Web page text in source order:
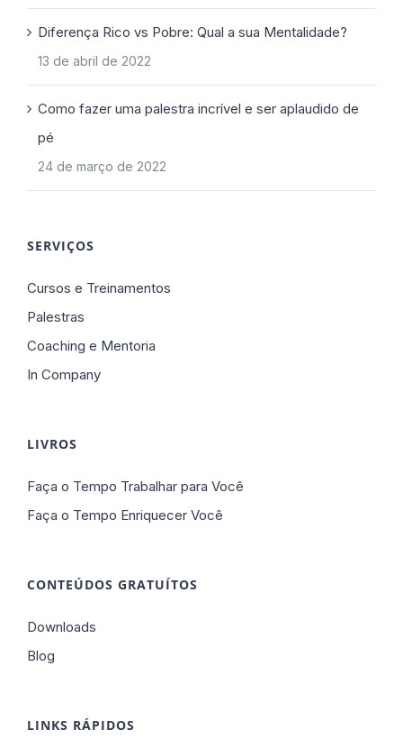
Diferença Rico vs Pobre: Qual a sua Mentalidade?
13 de abril de 2022
Como fazer uma palestra incrível e ser aplaudido de
pé
24 de março de 2022
SERVIÇOS
Cursos e Treinamentos
Palestras
Coaching e Mentoria
In Company
LIVROS
Faça o Tempo Trabalhar para Você
Faça o Tempo Enriquecer Você
CONTEÚDOS GRATUÍTOS
Downloads
Blog
LINKS RÁPIDOS